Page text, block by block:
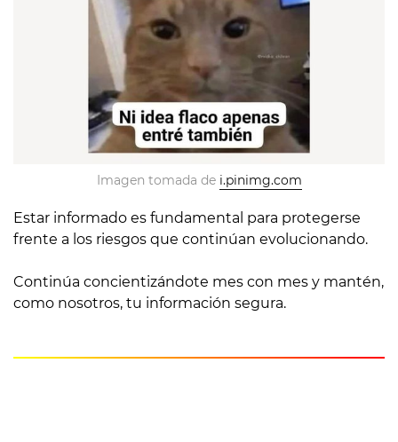
Imagen tomada de i.pinimg.com
Estar informado es fundamental para protegerse
frente a los riesgos que continúan evolucionando.
Continúa concientizándote mes con mes y mantén,
como nosotros, tu información segura.